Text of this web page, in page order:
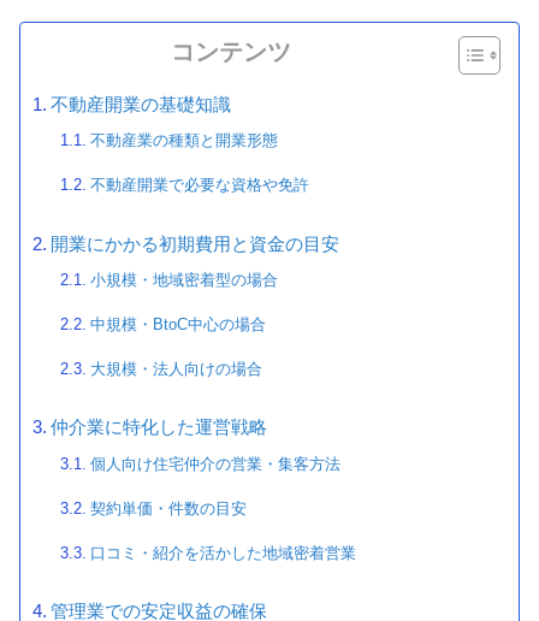
コンテンツ
不動産開業の基礎知識
不動産業の種類と開業形態
不動産開業で必要な資格や免許
開業にかかる初期費用と資金の目安
小規模・地域密着型の場合
中規模・BtoC中心の場合
大規模・法人向けの場合
仲介業に特化した運営戦略
個人向け住宅仲介の営業・集客方法
契約単価・件数の目安
口コミ・紹介を活かした地域密着営業
管理業での安定収益の確保